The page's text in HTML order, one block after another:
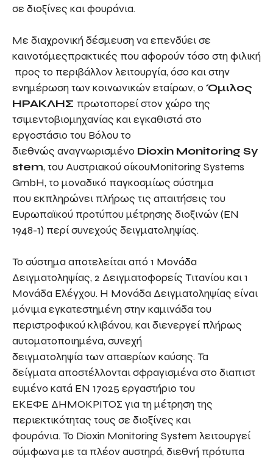
σε διοξίνες και φουράνια.
Με διαχρονική δέσμευση να επενδύει σε
καινοτόμεςπρακτικές που αφορούν τόσο στη φιλική
προς το περιβάλλον λειτουργία, όσο και στην
ενημέρωση των κοινωνικών εταίρων, ο Όμιλος
ΗΡΑΚΛΗΣ πρωτοπορεί στον χώρο της
τσιμεντοβιομηχανίας καιεγκαθιστά στο
εργοστάσιο του Βόλου το
διεθνώς αναγνωρισμένο Dioxin Monitoring Sy
stem, του Αυστριακού οίκουMonitoring Systems
GmbH, το μοναδικό παγκοσμίως σύστημα
που εκπληρώνει πλήρως τις απαιτήσεις του
Ευρωπαϊκού προτύπου μέτρησης διοξινών (ΕΝ
1948-1) περί συνεχούς δειγματοληψίας.
Το σύστημα αποτελείται από 1 Μονάδα
Δειγματοληψίας, 2 Δειγματοφορείς Τιτανίου και 1
Μονάδα Ελέγχου. Η Μονάδα Δειγματοληψίας είναι
μόνιμα εγκατεστημένη στην καμινάδα του
περιστροφικού κλιβάνου, και διενεργεί πλήρως
αυτοματοποιημένα, συνεχή
δειγματοληψία των απαερίων καύσης. Τα
δείγματα αποστέλλονται σφραγισμένα στο διαπιστ
ευμένο κατά EN 17025 εργαστήριο του
ΕΚΕΦΕ ΔΗΜΟΚΡΙΤΟΣ για τη μέτρηση της
περιεκτικότητας τους σε διοξίνες και
φουράνια. Το Dioxin Monitoring System λειτουργεί
σύμφωνα με τα πλέον αυστηρά, διεθνή πρότυπα